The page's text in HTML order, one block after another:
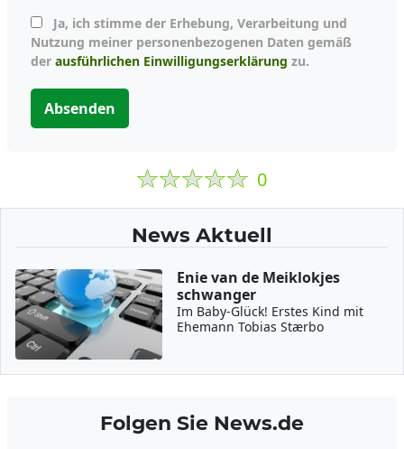
Nutzung meiner personenbezogenen Daten gemäß
der ausführlichen Einwilligungserklärung zu.
Absenden
0
News Aktuell
Enie van de Meiklokjes
schwanger
Im Baby-Glück! Erstes Kind mit
Ehemann Tobias Stærbo
Folgen Sie News.de